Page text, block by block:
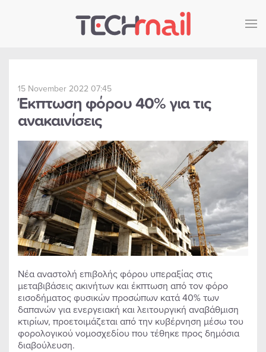
Skip to main content
15 November 2022 07:45
Έκπτωση φόρου 40% για τις
ανακαινίσεις
Νέα αναστολή επιβολής φόρου υπεραξίας στις
μεταβιβάσεις ακινήτων και έκπτωση από τον φόρο
εισοδήματος φυσικών προσώπων κατά 40% των
δαπανών για ενεργειακή και λειτουργική αναβάθμιση
κτιρίων, προετοιμάζεται από την κυβέρνηση μέσω του
φορολογικού νομοσχεδίου που τέθηκε προς δημόσια
διαβούλευση.